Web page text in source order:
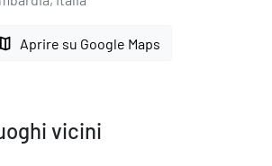
Aprire su Google Maps
vicini